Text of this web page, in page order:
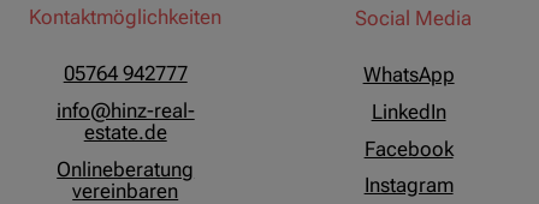
Kontaktmöglichkeiten
05764 942777
info@hinz-real-
estate.de
Onlineberatung
vereinbaren
Social Media
WhatsApp
LinkedIn
Facebook
Instagram